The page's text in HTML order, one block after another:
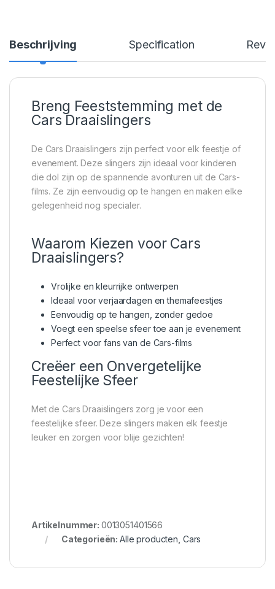
Beschrijving Specification
Breng Feeststemming met de
Cars Draaislingers
De Cars Draaislingers zijn perfect voor elk feestje of
evenement. Deze slingers zijn ideaal voor kinderen
die dol zijn op de spannende avonturen uit de Cars-
films. Ze zijn eenvoudig op te hangen en maken elke
gelegenheid nog specialer.
Waarom Kiezen voor Cars
Draaislingers?
Vrolijke en kleurrijke ontwerpen
Ideaal voor verjaardagen en themafeestjes
Eenvoudig op te hangen, zonder gedoe
Voegt een speelse sfeer toe aan je evenement
Perfect voor fans van de Cars-films
Creëer een Onvergetelijke
Feestelijke Sfeer
Met de Cars Draaislingers zorg je voor een
feestelijke sfeer. Deze slingers maken elk feestje
leuker en zorgen voor blije gezichten!
Artikelnummer: 0013051401566
Categorieën:Alle producten Cars